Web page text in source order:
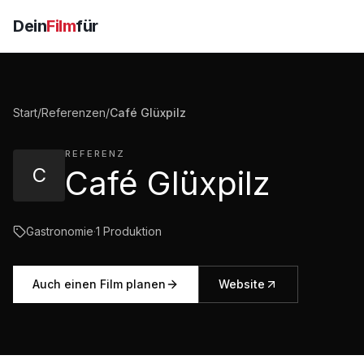
DeinFilmfür
Start/Referenzen/Café Glüxpilz
C
REFERENZ
Café Glüxpilz
Gastronomie·1 Produktion
Auch einen Film planen Website